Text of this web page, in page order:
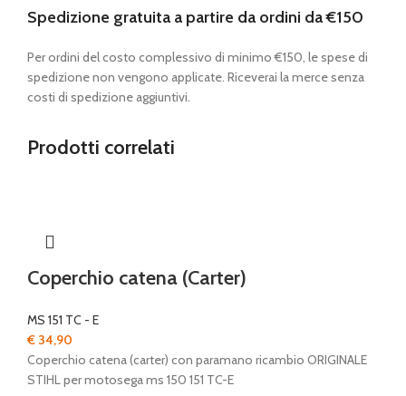
Spedizione gratuita a partire da ordini da €150
Per ordini del costo complessivo di minimo €150, le spese di
spedizione non vengono applicate. Riceverai la merce senza
costi di spedizione aggiuntivi.
Prodotti correlati
Coperchio catena (Carter)
MS 151 TC - E
€ 34,90
Coperchio catena (carter) con paramano ricambio ORIGINALE
STIHL per motosega ms 150 151 TC-E